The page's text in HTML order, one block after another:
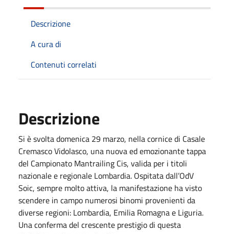
Descrizione
A cura di
Contenuti correlati
Descrizione
Si è svolta domenica 29 marzo, nella cornice di Casale
Cremasco Vidolasco, una nuova ed emozionante tappa
del Campionato Mantrailing Cis, valida per i titoli
nazionale e regionale Lombardia. Ospitata dall’OdV
Soic, sempre molto attiva, la manifestazione ha visto
scendere in campo numerosi binomi provenienti da
diverse regioni: Lombardia, Emilia Romagna e Liguria.
Una conferma del crescente prestigio di questa